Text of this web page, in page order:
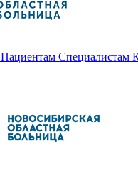
Пациентам Специалистам